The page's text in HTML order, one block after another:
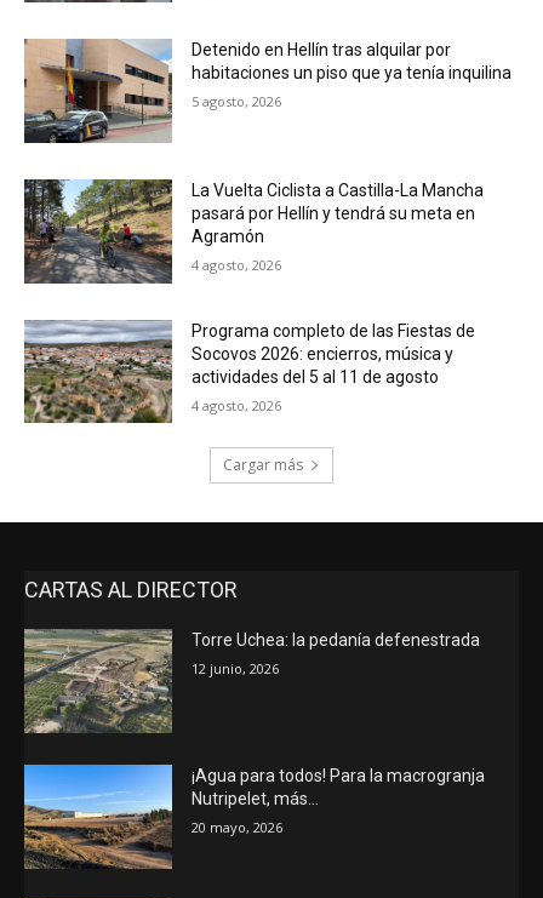
Detenido en Hellín tras alquilar por
habitaciones un piso que ya tenía inquilina
5 agosto, 2026
La Vuelta Ciclista a Castilla-La Mancha
pasará por Hellín y tendrá su meta en
Agramón
4 agosto, 2026
Programa completo de las Fiestas de
Socovos 2026: encierros, música y
actividades del 5 al 11 de agosto
4 agosto, 2026
Cargar más
CARTAS AL DIRECTOR
Torre Uchea: la pedanía defenestrada
12 junio, 2026
¡Agua para todos! Para la macrogranja
Nutripelet, más…
20 mayo, 2026